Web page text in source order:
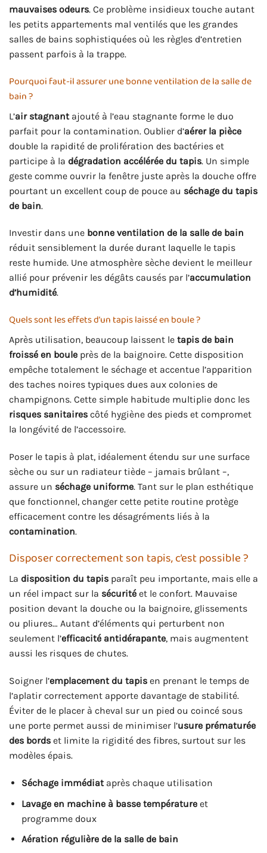
mauvaises odeurs. Ce problème insidieux touche autant
les petits appartements mal ventilés que les grandes
salles de bains sophistiquées où les règles d’entretien
passent parfois à la trappe.
Pourquoi faut-il assurer une bonne ventilation de la salle de
bain ?
L’air stagnant ajouté à l’eau stagnante forme le duo
parfait pour la contamination. Oublier d’aérer la pièce
double la rapidité de prolifération des bactéries et
participe à la dégradation accélérée du tapis. Un simple
geste comme ouvrir la fenêtre juste après la douche offre
pourtant un excellent coup de pouce au séchage du tapis
de bain.
Investir dans une bonne ventilation de la salle de bain
réduit sensiblement la durée durant laquelle le tapis
reste humide. Une atmosphère sèche devient le meilleur
allié pour prévenir les dégâts causés par l’accumulation
d’humidité.
Quels sont les effets d’un tapis laissé en boule ?
Après utilisation, beaucoup laissent le tapis de bain
froissé en boule près de la baignoire. Cette disposition
empêche totalement le séchage et accentue l’apparition
des taches noires typiques dues aux colonies de
champignons. Cette simple habitude multiplie donc les
risques sanitaires côté hygiène des pieds et compromet
la longévité de l’accessoire.
Poser le tapis à plat, idéalement étendu sur une surface
sèche ou sur un radiateur tiède – jamais brûlant –,
assure un séchage uniforme. Tant sur le plan esthétique
que fonctionnel, changer cette petite routine protège
efficacement contre les désagréments liés à la
contamination.
Disposer correctement son tapis, c’est possible ?
La disposition du tapis paraît peu importante, mais elle a
un réel impact sur la sécurité et le confort. Mauvaise
position devant la douche ou la baignoire, glissements
ou pliures… Autant d’éléments qui perturbent non
seulement l’efficacité antidérapante, mais augmentent
aussi les risques de chutes.
Soigner l’emplacement du tapis en prenant le temps de
l’aplatir correctement apporte davantage de stabilité.
Éviter de le placer à cheval sur un pied ou coincé sous
une porte permet aussi de minimiser l’usure prématurée
des bords et limite la rigidité des fibres, surtout sur les
modèles épais.
Séchage immédiataprès chaque utilisation
Lavage en machine à basse températureet
programme doux
Aération régulière de la salle de bain